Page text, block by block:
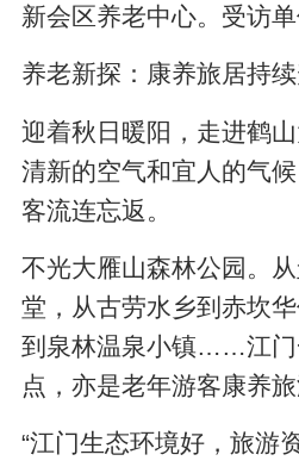
新会区养老中心。受访
养老新探：康养旅居持
迎着秋日暖阳，走进鹤
清新的空气和宜人的气
客流连忘返。
不光大雁山森林公园。
堂，从古劳水乡到赤坎
到泉林温泉小镇……江门
点，亦是老年游客康养
“江门生态环境好，旅游